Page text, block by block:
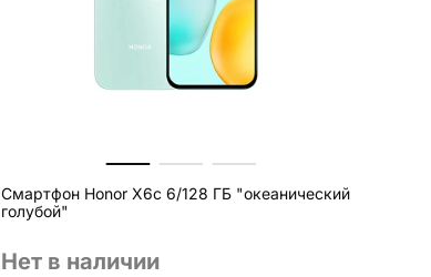
Смартфон Honor X6c 6/128 ГБ "океанический
голубой"
Нет в наличии